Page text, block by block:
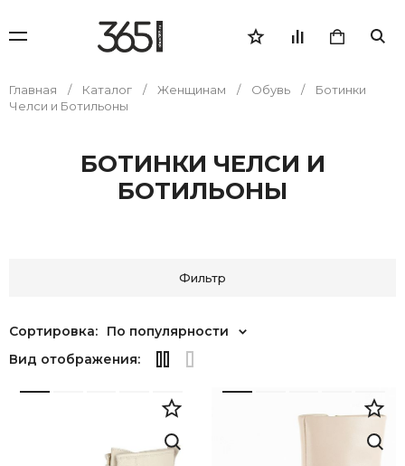
Главная Каталог Женщинам Обувь
Ботинки
Челси и Ботильоны
БОТИНКИ ЧЕЛСИ И
БОТИЛЬОНЫ
Фильтр
Сортировка:
По популярности
Вид отображения: